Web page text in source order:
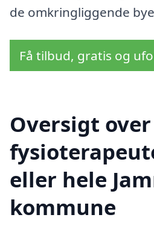
de omkringliggende
Få tilbud, gratis og
Oversigt over
eller hele
kommune